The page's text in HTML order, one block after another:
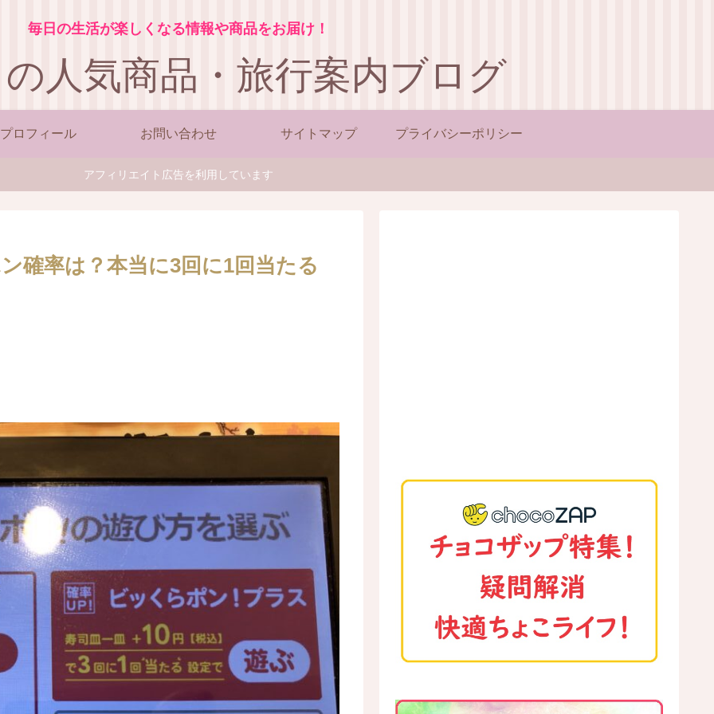
毎日の生活が楽しくなる情報や商品をお届け！
人気商品・旅行案内ブログ
プロフィール お問い合わせ サイトマップ プライバシーポリシー
アフィリエイト広告を利用しています
確率は？本当に3回に1回当たる